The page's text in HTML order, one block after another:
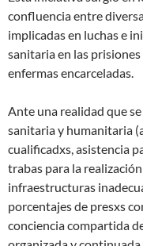
confluencia entre
implicadas en luchas e
sanitaria en las
enfermas encarceladas.
Ante una realidad que
sanitaria y humanitaria
cualificadxs, asistencia
trabas para la
infraestructuras
porcentajes de presxs
conciencia compartida